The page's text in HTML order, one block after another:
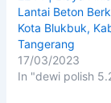
Lantai Beton
Kota Blukbuk,
Tangerang
17/03/2023
In "dewi polish